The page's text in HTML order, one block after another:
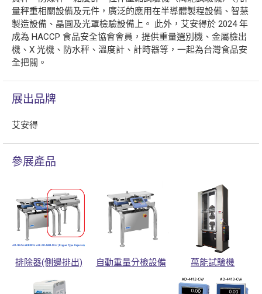
量秤重相關設備及元件，廣泛的應用在半導體製程設備、智慧
製造設備、晶圓及光罩檢驗設備上。 此外，艾安得於 2024 年
成為 HACCP 食品安全協會會員，提供重量選別機、金屬檢出
機、X 光機、防水秤、溫度計、計時器等，一起為台灣食品安
全把關。
展出品牌
艾安得
參展產品
排除器(側邊排出) 自動重量分檢設備 萬能試驗機